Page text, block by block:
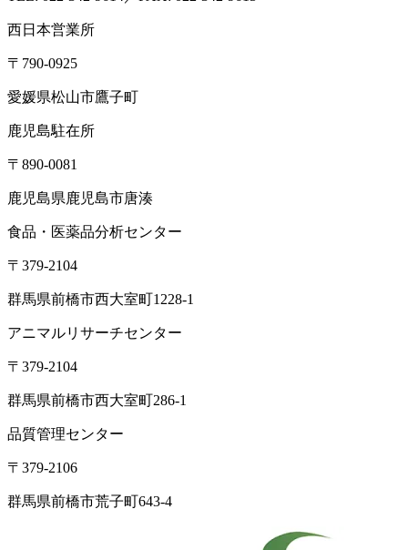
西日本営業所
〒790-0925
愛媛県松山市鷹子町
鹿児島駐在所
〒890-0081
鹿児島県鹿児島市唐湊
食品・医薬品分析センター
〒379-2104
群馬県前橋市西大室町1228-1
アニマルリサーチセンター
〒379-2104
群馬県前橋市西大室町286-1
品質管理センター
〒379-2106
群馬県前橋市荒子町643-4